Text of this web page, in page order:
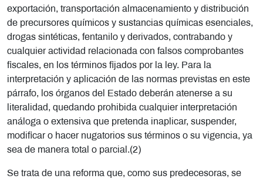
exportación, transportación almacenamiento y distribución
de precursores químicos y sustancias químicas esenciales,
drogas sintéticas, fentanilo y derivados, contrabando y
cualquier actividad relacionada con falsos comprobantes
fiscales, en los términos fijados por la ley. Para la
interpretación y aplicación de las normas previstas en este
párrafo, los órganos del Estado deberán atenerse a su
literalidad, quedando prohibida cualquier interpretación
análoga o extensiva que pretenda inaplicar, suspender,
modificar o hacer nugatorios sus términos o su vigencia, ya
sea de manera total o parcial.(2)
Se trata de una reforma que, como sus predecesoras, se